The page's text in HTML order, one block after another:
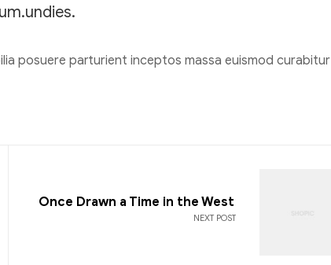
posuere parturient inceptos massa euismod curabitur
NEXT POST
Once Drawn a Time in the West